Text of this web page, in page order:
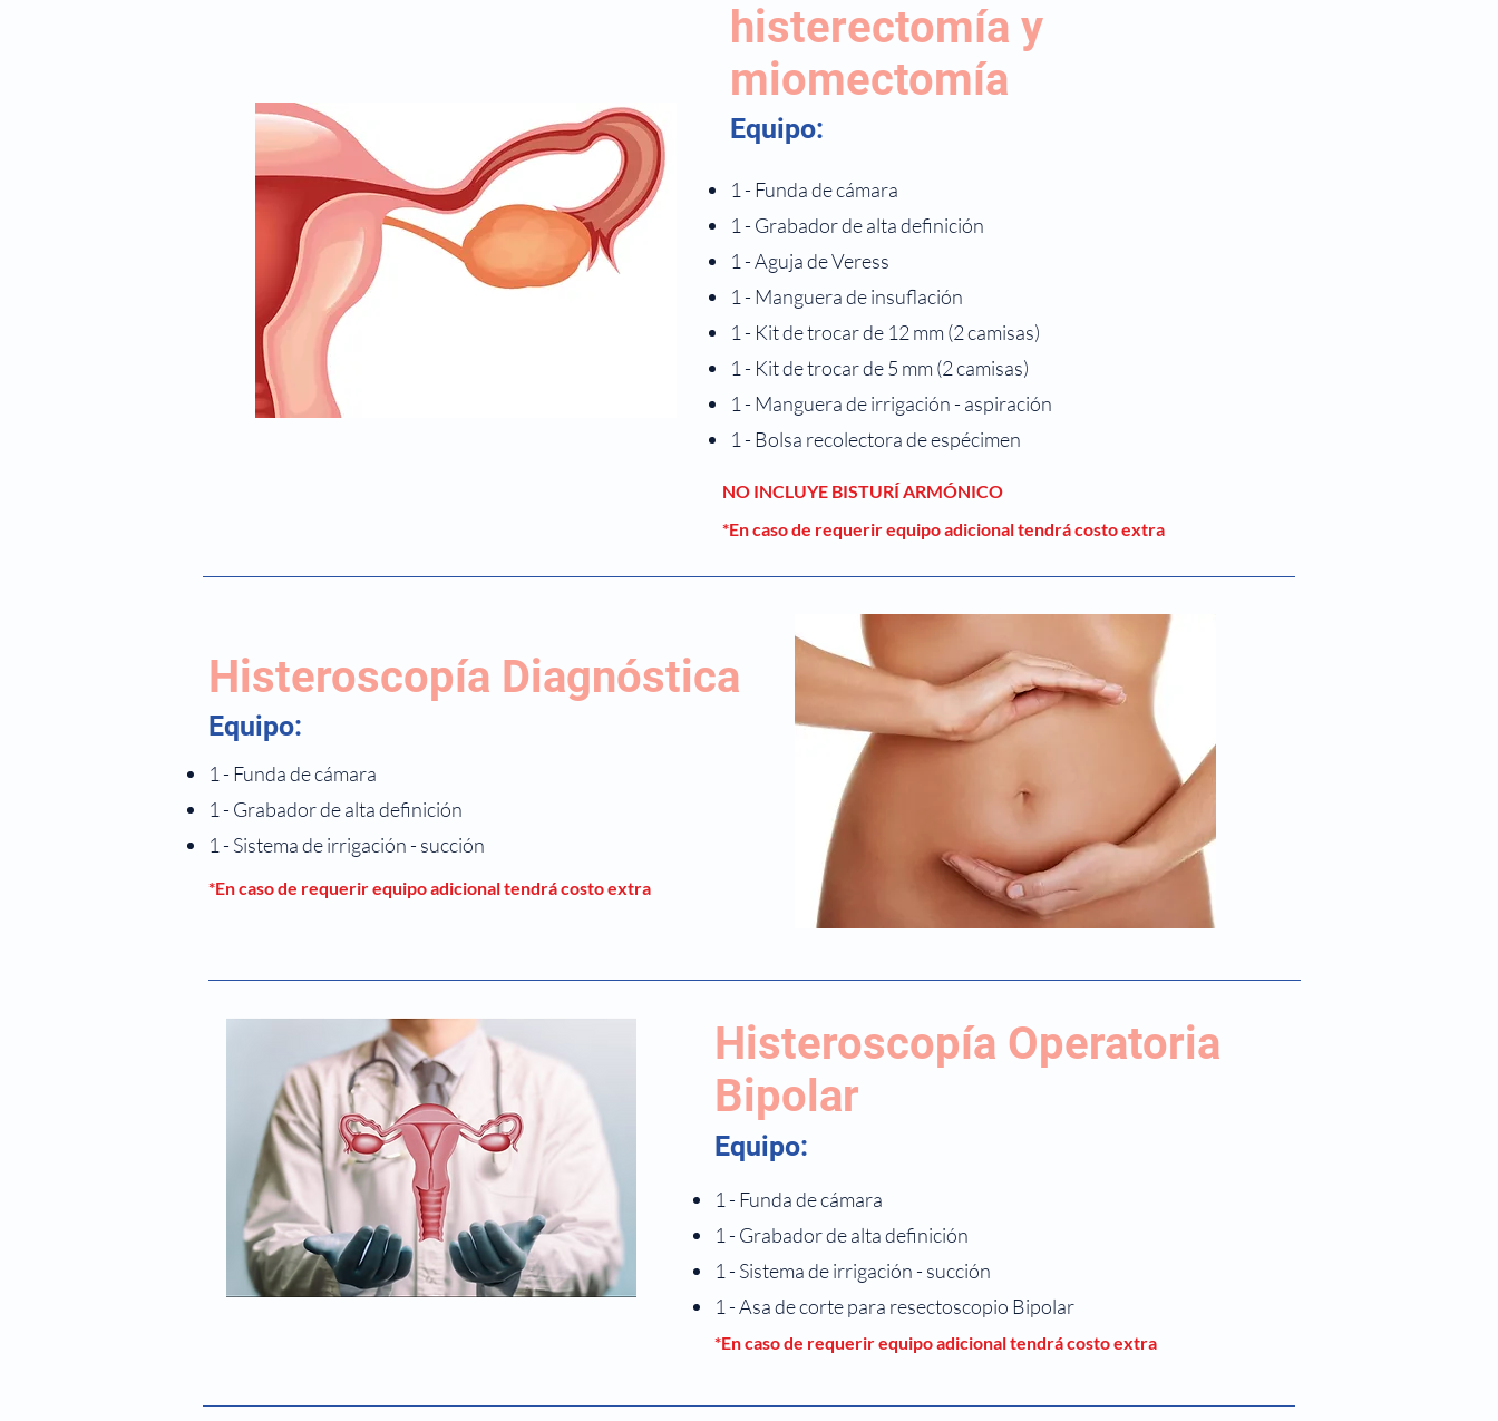
histerectomía y
miomectomía
Equipo:
1 - Funda de cámara
1 - Grabador de alta definición
1 - Aguja de Veress
1 - Manguera de insuflación
1 - Kit de trocar de 12 mm (2 camisas)
1 - Kit de trocar de 5 mm (2 camisas)
1 - Manguera de irrigación - aspiración
1 - Bolsa recolectora de espécimen
NO INCLUYE BISTURÍ ARMÓNICO
*En caso de requerir equipo adicional tendrá costo extra
Histeroscopía Diagnóstica
Equipo:
1 - Funda de cámara
1 - Grabador de alta definición
1 - Sistema de irrigación - succión
*En caso de requerir equipo adicional tendrá costo extra
Histeroscopía Operatoria
Bipolar
Equipo:
1 - Funda de cámara
1 - Grabador de alta definición
1 - Sistema de irrigación - succión
1 - Asa de corte para resectoscopio Bipolar
*En caso de requerir equipo adicional tendrá costo extra